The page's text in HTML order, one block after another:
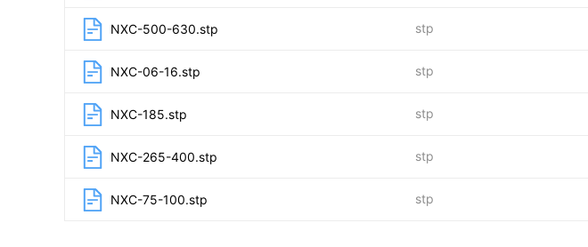
NXC-500-630.stp stp
NXC-06-16.stp stp
NXC-185.stp stp
NXC-265-400.stp stp
NXC-75-100.stp stp